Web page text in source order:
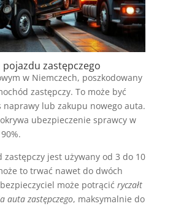
zastępczego
w Niemczech, poszkodowany
zastępczy. To może być
naprawy lub zakupu nowego auta.
ubezpieczenie sprawcy w
zastępczy jest używany od 3 do 10
to trwać nawet do dwóch
może potrącić ryczałt
auta zastępczego, maksymalnie do